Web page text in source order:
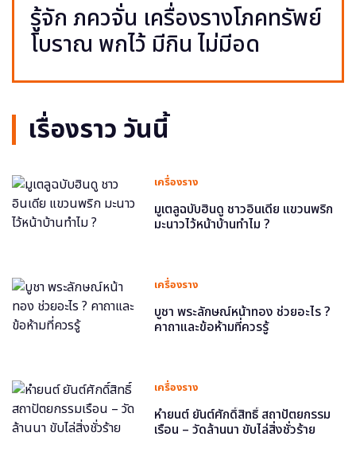
รู้จัก ภควจั่น เครื่องรางโภคทรัพย์
โบราณ พกไว้ มีกิน ไม่มีอด
เรื่องราว วันนี้
เครื่องราง
มูเตลูฉบับฮินดู ชาวอินเดีย แขวนพริก
มะนาวไว้หน้าบ้านทำไม ?
เครื่องราง
บูชา พระลักษณ์หน้าทอง ช่วยอะไร ?
คาถาและข้อห้ามที่ควรรู้
เครื่องราง
หำยนต์ ยันต์ศักดิ์สิทธิ์ สถาปัตยกรรม
เรือน – วัดล้านนา ขับไล่สิ่งชั่วร้าย